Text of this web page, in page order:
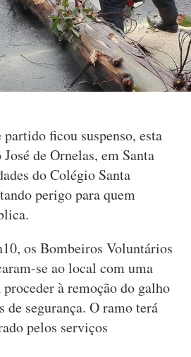
ficou suspenso, esta
de Ornelas, em Santa
do Colégio Santa
perigo para quem
os Bombeiros Voluntários
se ao local com uma
à remoção do galho
de segurança. O ramo terá
pelos serviços